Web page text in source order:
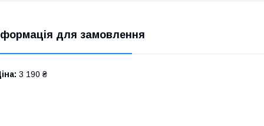
для замовлення
3 190 ₴